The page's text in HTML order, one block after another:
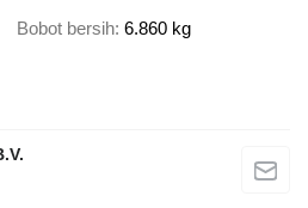
Bobot bersih 6.860 kg